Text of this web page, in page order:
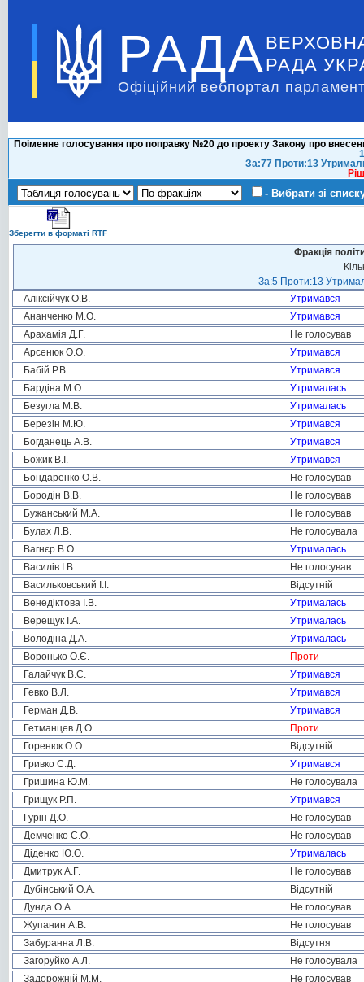
РАДА РАДА
Офіційний вебпортал
Поіменне голосування про поправку №20 до проекту Закону про
За:77 Проти:13
- Вибрати зі
Зберегти в форматі RTF
Фракція
За:5 Проти:13
Аліксійчук О.В.
Утримався
Ананченко М.О.
Утримався
Арахамія Д.Г.
Не голосував
Арсенюк О.О.
Утримався
Бабій Р.В.
Утримався
Бардіна М.О.
Утрималась
Безугла М.В.
Утрималась
Березін М.Ю.
Утримався
Богданець А.В.
Утримався
Божик В.І.
Утримався
Бондаренко О.В.
Не голосував
Бородін В.В.
Не голосував
Бужанський М.А.
Не голосував
Булах Л.В.
Не голосувала
Вагнєр В.О.
Утрималась
Василів І.В.
Не голосував
Васильковський І.І.
Відсутній
Венедіктова І.В.
Утрималась
Верещук І.А.
Утрималась
Володіна Д.А.
Утрималась
Воронько О.Є.
Проти
Галайчук В.С.
Утримався
Гевко В.Л.
Утримався
Герман Д.В.
Утримався
Гетманцев Д.О.
Проти
Горенюк О.О.
Відсутній
Гривко С.Д.
Утримався
Гришина Ю.М.
Не голосувала
Грищук Р.П.
Утримався
Гурін Д.О.
Не голосував
Демченко С.О.
Не голосував
Діденко Ю.О.
Утрималась
Дмитрук А.Г.
Не голосував
Дубінський О.А.
Відсутній
Дунда О.А.
Не голосував
Жупанин А.В.
Не голосував
Забуранна Л.В.
Відсутня
Загоруйко А.Л.
Не голосувала
Задорожній М.М.
Не голосував